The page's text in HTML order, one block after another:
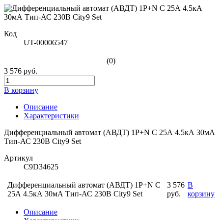
Код
UT-00006547
(0)
3 576 руб.
В корзину
Описание
Характеристики
Дифференциальный автомат (АВДТ) 1P+N С 25А 4.5кА 30мА
Тип-АС 230В City9 Set
Артикул
С9D34625
Дифференциальный автомат (АВДТ) 1P+N С
25А 4.5кА 30мА Тип-АС 230В City9 Set
3 576
руб.
В
корзину
Описание